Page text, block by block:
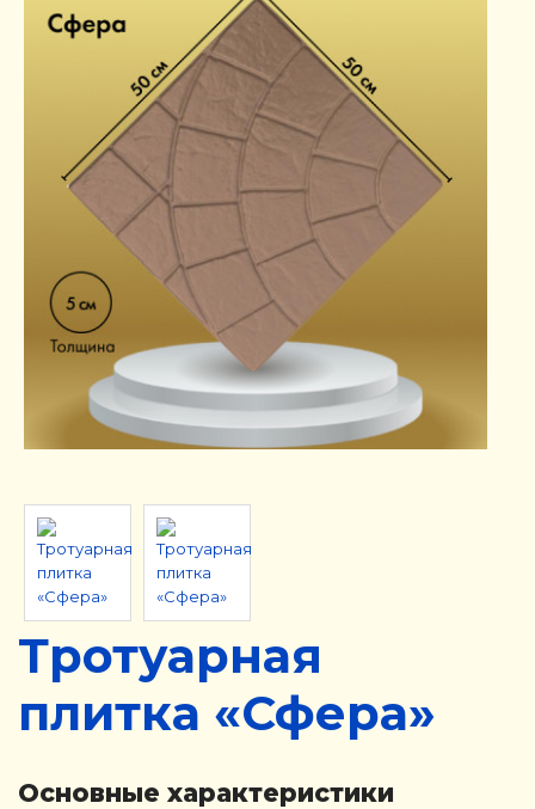
Тротуарная
плитка «Сфера»
Основные характеристики